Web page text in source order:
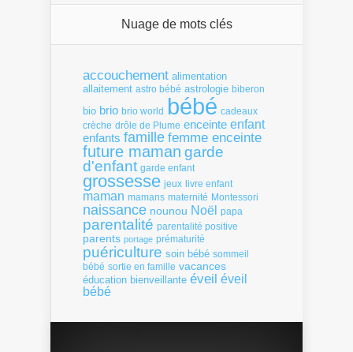
Nuage de mots clés
accouchement alimentation
allaitement astro bébé astrologie biberon
bio brio brio world bébé cadeaux
crèche drôle de Plume enceinte enfant
enfants famille femme enceinte
future maman garde
d'enfant garde enfant
grossesse jeux livre enfant
maman mamans maternité Montessori
naissance nounou Noël papa
parentalité parentalité positive
parents portage prématurité
puériculture soin bébé sommeil
bébé sortie en famille vacances
éducation bienveillante éveil éveil
bébé